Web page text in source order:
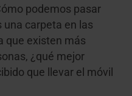
podemos pasar
carpeta en las
que existen más
¿qué mejor
que llevar el móvil